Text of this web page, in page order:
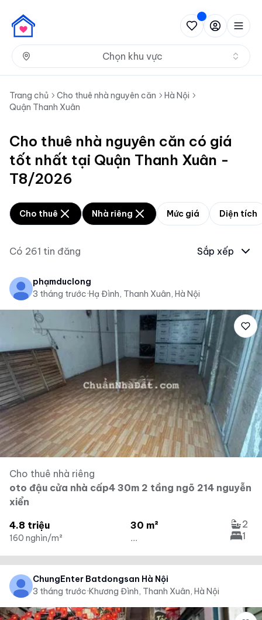
Chọn khu vực
Trang chủ Cho thuê nhà nguyên căn
Hà Nội
Quận Thanh Xuân
Cho thuê nhà nguyên căn có giá
tốt nhất tại Quận Thanh Xuân -
T8/2026
Cho thuê Nhà riêng Mức giá Diện tích
Có 261 tin đăng Sắp xếp
phạmduclong
3 tháng trước·Hạ Đình, Thanh Xuân, Hà Nội
Cho thuê nhà riêng
oto đậu cửa nhà cấp4 30m 2 tầng ngõ 214 nguyễn
xiển
4.8 triệu
160 nghìn/m²
30 m²
...
2
1
ChungEnter Batdongsan Hà Nội
3 tháng trước·Khương Đình, Thanh Xuân, Hà Nội